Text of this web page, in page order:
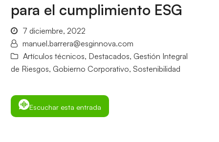
para el cumplimiento ESG
7 diciembre, 2022
manuel.barrera@esginnova.com
Artículos técnicos, Destacados, Gestión Integral
de Riesgos, Gobierno Corporativo,Sostenibilidad
Escuchar esta entrada